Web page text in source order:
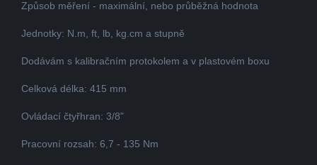
Způsob měření - maximální, nebo průběžná hodnota
Jednotky: N.m, ft, lb, kg.cm a stupně
Dodávám s kalibračním protokolem a v plastovém boxu
Celková délka: 415 mm
Ovládací čtyřhran: 3/8"
Pracovní rozsah: 6,7 - 135 Nm